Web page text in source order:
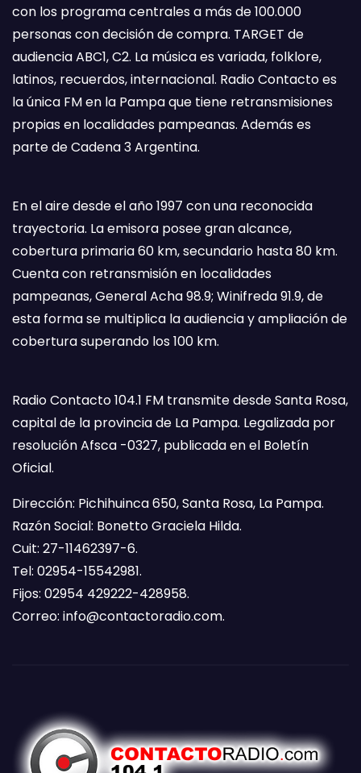
con los programa centrales a más de 100.000
personas con decisión de compra. TARGET de
audiencia ABC1, C2. La música es variada, folklore,
latinos, recuerdos, internacional. Radio Contacto es
la única FM en la Pampa que tiene retransmisiones
propias en localidades pampeanas. Además es
parte de Cadena 3 Argentina.
En el aire desde el año 1997 con una reconocida
trayectoria. La emisora posee gran alcance,
cobertura primaria 60 km, secundario hasta 80 km.
Cuenta con retransmisión en localidades
pampeanas, General Acha 98.9; Winifreda 91.9, de
esta forma se multiplica la audiencia y ampliación de
cobertura superando los 100 km.
Radio Contacto 104.1 FM transmite desde Santa Rosa,
capital de la provincia de La Pampa. Legalizada por
resolución Afsca -0327, publicada en el Boletín
Oficial.
Dirección: Pichihuinca 650, Santa Rosa, La Pampa.
Razón Social: Bonetto Graciela Hilda.
Cuit: 27-11462397-6.
Tel: 02954-15542981.
Fijos: 02954 429222-428958.
Correo: info@contactoradio.com.